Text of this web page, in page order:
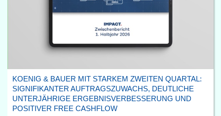
KOENIG & BAUER MIT STARKEM ZWEITEN QUARTAL:
SIGNIFIKANTER AUFTRAGSZUWACHS, DEUTLICHE
UNTERJÄHRIGE ERGEBNISVERBESSERUNG UND
POSITIVER FREE CASHFLOW